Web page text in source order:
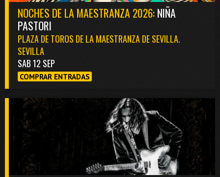
NOCHES DE LA MAESTRANZA 2026:NIÑA
PASTORI
PLAZA DE TOROS DE LA MAESTRANZA DE SEVILLA.
SEVILLA
SAB 12 SEP
COMPRAR ENTRADAS